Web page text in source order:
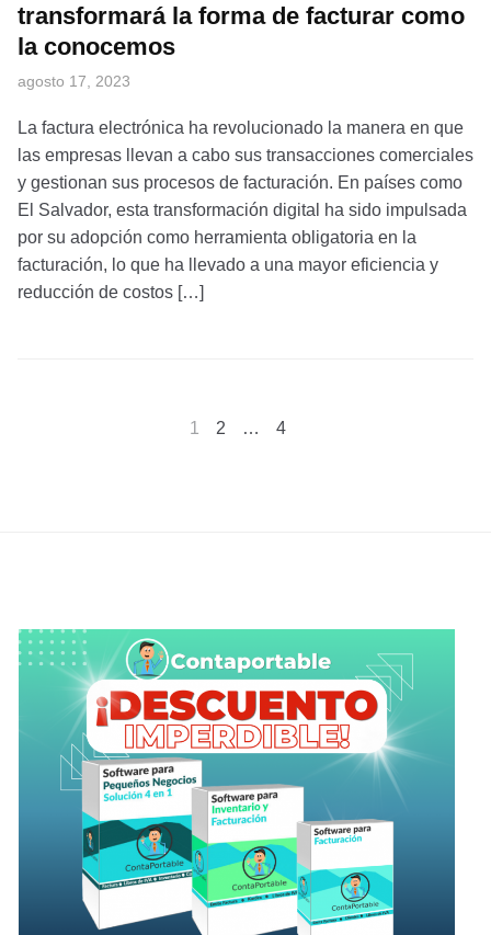
transformará la forma de facturar como
la conocemos
agosto 17, 2023
La factura electrónica ha revolucionado la manera en que
las empresas llevan a cabo sus transacciones comerciales
y gestionan sus procesos de facturación. En países como
El Salvador, esta transformación digital ha sido impulsada
por su adopción como herramienta obligatoria en la
facturación, lo que ha llevado a una mayor eficiencia y
reducción de costos […]
Paginación
1 2 … 4